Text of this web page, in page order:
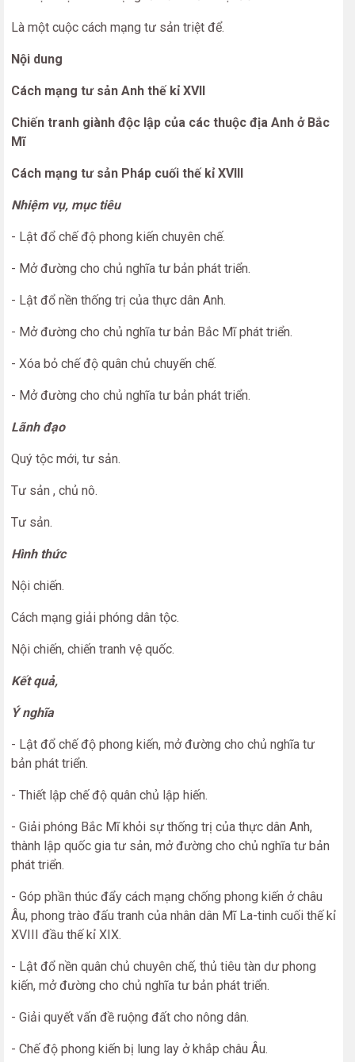
Là một cuộc cách mạng tư sản triệt để.
Nội dung
Cách mạng tư sản Anh thế kỉ XVII
Chiến tranh giành độc lập của các thuộc địa Anh ở Bắc
Mĩ
Cách mạng tư sản Pháp cuối thế kỉ XVIII
Nhiệm vụ, mục tiêu
- Lật đổ chế độ phong kiến chuyên chế.
- Mở đường cho chủ nghĩa tư bản phát triển.
- Lật đổ nền thống trị của thực dân Anh.
- Mở đường cho chủ nghĩa tư bản Bắc Mĩ phát triển.
- Xóa bỏ chế độ quân chủ chuyến chế.
- Mở đường cho chủ nghĩa tư bản phát triển.
Lãnh đạo
Quý tộc mới, tư sản.
Tư sản , chủ nô.
Tư sản.
Hình thức
Nội chiến.
Cách mạng giải phóng dân tộc.
Nội chiến, chiến tranh vệ quốc.
Kết quả,
Ý nghĩa
- Lật đổ chế độ phong kiến, mở đường cho chủ nghĩa tư
bản phát triển.
- Thiết lập chế độ quân chủ lập hiến.
- Giải phóng Bắc Mĩ khỏi sự thống trị của thực dân Anh,
thành lập quốc gia tư sản, mở đường cho chủ nghĩa tư bản
phát triển.
- Góp phần thúc đẩy cách mạng chống phong kiến ở châu
Âu, phong trào đấu tranh của nhân dân Mĩ La-tinh cuối thế kỉ
XVIII đầu thế kỉ XIX.
- Lật đổ nền quân chủ chuyên chế, thủ tiêu tàn dư phong
kiến, mở đường cho chủ nghĩa tư bản phát triển.
- Giải quyết vấn đề ruộng đất cho nông dân.
- Chế độ phong kiến bị lung lay ở khắp châu Âu.